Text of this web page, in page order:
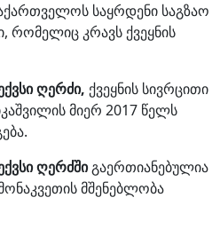
საყრდენი საგზაო
რომელიც კრავს ქვეყნის
ღერძი, ქვეყნის სივრცითი
მიერ 2017 წელს
ღერძშიგაერთიანებულია
მშენებლობა